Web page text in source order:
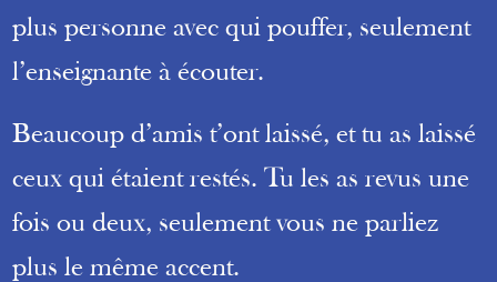
plus personne avec qui pouffer, seulement
l’enseignante à écouter.
Beaucoup d’amis t’ont laissé, et tu as laissé
ceux qui étaient restés. Tu les as revus une
fois ou deux, seulement vous ne parliez
plus le même accent.